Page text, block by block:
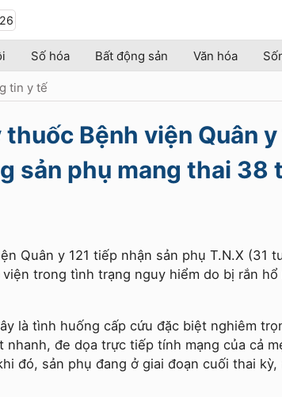
Số hóa Bất động sản Văn hóa
tin y tế
Bệnh viện Quân
sản phụ mang thai 38
Quân y 121 tiếp nhận sản phụ T.N.X (31
trong tình trạng nguy hiểm do bị rắn hổ
là tình huống cấp cứu đặc biệt nghiêm
nhanh, đe dọa trực tiếp tính mạng của cả
đó, sản phụ đang ở giai đoạn cuối thai